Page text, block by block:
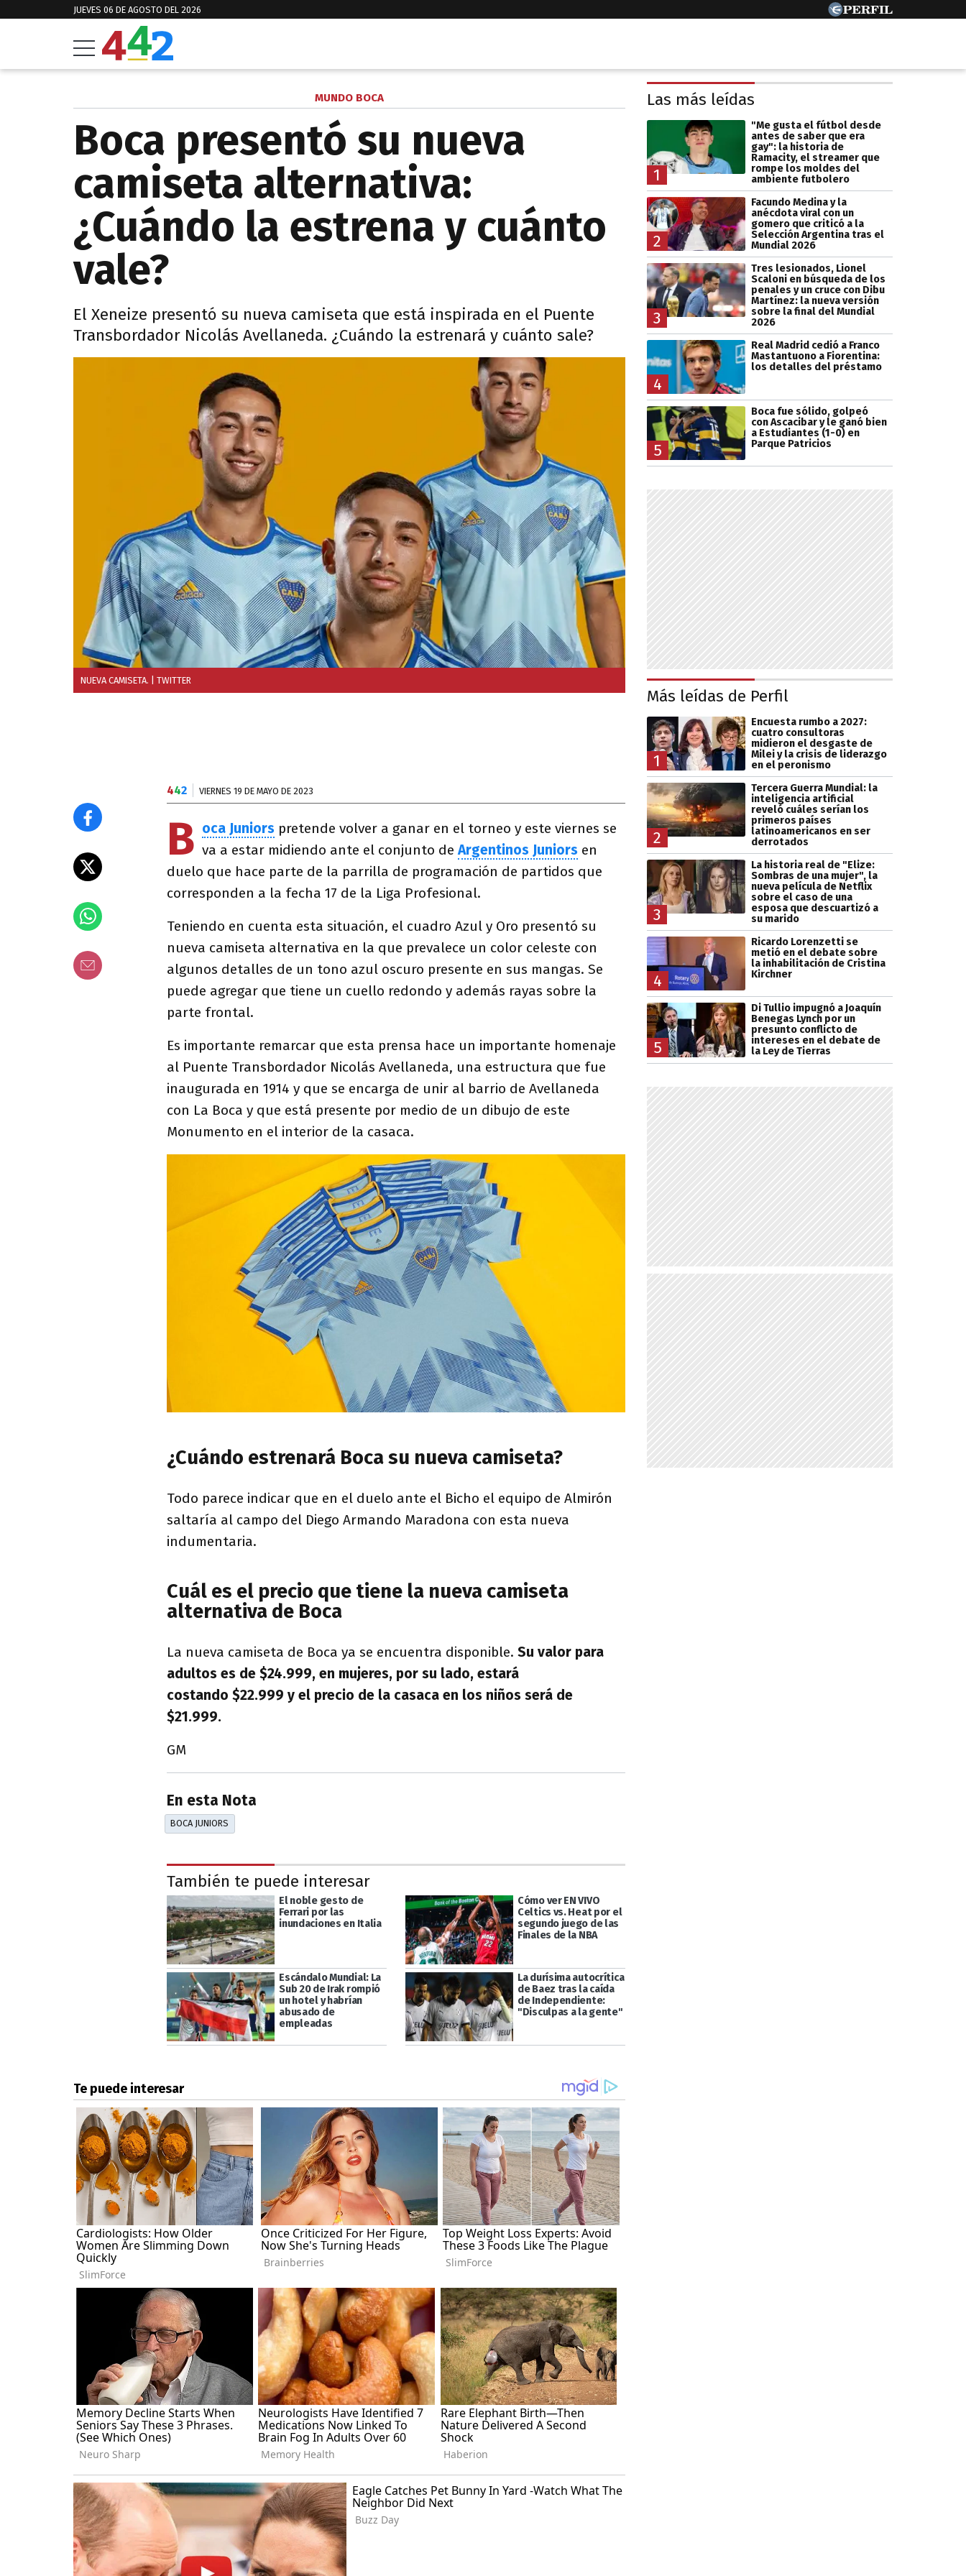
JUEVES 06 DE AGOSTO DEL 2026
MUNDO BOCA
Boca presentó su nueva
camiseta alternativa:
¿Cuándo la estrena y cuánto
vale?
El Xeneize presentó su nueva camiseta que está inspirada en el Puente
Transbordador Nicolás Avellaneda. ¿Cuándo la estrenará y cuánto sale?
NUEVA CAMISETA. | TWITTER
442 VIERNES 19 DE MAYO DE 2023
B oca Juniors pretende volver a ganar en el torneo y este viernes se
va a estar midiendo ante el conjunto de Argentinos Juniors en
duelo que hace parte de la parrilla de programación de partidos que
corresponden a la fecha 17 de la Liga Profesional.
Teniendo en cuenta esta situación, el cuadro Azul y Oro presentó su
nueva camiseta alternativa en la que prevalece un color celeste con
algunos detalles de un tono azul oscuro presente en sus mangas. Se
puede agregar que tiene un cuello redondo y además rayas sobre la
parte frontal.
Es importante remarcar que esta prensa hace un importante homenaje
al Puente Transbordador Nicolás Avellaneda, una estructura que fue
inaugurada en 1914 y que se encarga de unir al barrio de Avellaneda
con La Boca y que está presente por medio de un dibujo de este
Monumento en el interior de la casaca.
¿Cuándo estrenará Boca su nueva camiseta?
Todo parece indicar que en el duelo ante el Bicho el equipo de Almirón
saltaría al campo del Diego Armando Maradona con esta nueva
indumentaria.
Cuál es el precio que tiene la nueva camiseta
alternativa de Boca
La nueva camiseta de Boca ya se encuentra disponible. Su valor para
adultos es de $24.999, en mujeres, por su lado, estará
costando $22.999 y el precio de la casaca en los niños será de
$21.999.
GM
En esta Nota
BOCA JUNIORS
También te puede interesar
El noble gesto de
Ferrari por las
inundaciones en Italia
Cómo ver EN VIVO
Celtics vs. Heat por el
segundo juego de las
Finales de la NBA
Escándalo Mundial: La
Sub 20 de Irak rompió
un hotel y habrían
abusado de
empleadas
La durísima autocrítica
de Baez tras la caída
de Independiente:
"Disculpas a la gente"
Las más leídas
1
"Me gusta el fútbol desde
antes de saber que era
gay": la historia de
Ramacity, el streamer que
rompe los moldes del
ambiente futbolero
2
Facundo Medina y la
anécdota viral con un
gomero que criticó a la
Selección Argentina tras el
Mundial 2026
3
Tres lesionados, Lionel
Scaloni en búsqueda de los
penales y un cruce con Dibu
Martínez: la nueva versión
sobre la final del Mundial
2026
4
Real Madrid cedió a Franco
Mastantuono a Fiorentina:
los detalles del préstamo
5
Boca fue sólido, golpeó
con Ascacibar y le ganó bien
a Estudiantes (1-0) en
Parque Patricios
Más leídas de Perfil
1
Encuesta rumbo a 2027:
cuatro consultoras
midieron el desgaste de
Milei y la crisis de liderazgo
en el peronismo
2
Tercera Guerra Mundial: la
inteligencia artificial
reveló cuáles serían los
primeros países
latinoamericanos en ser
derrotados
3
La historia real de "Elize:
Sombras de una mujer", la
nueva película de Netflix
sobre el caso de una
esposa que descuartizó a
su marido
4
Ricardo Lorenzetti se
metió en el debate sobre
la inhabilitación de Cristina
Kirchner
5
Di Tullio impugnó a Joaquín
Benegas Lynch por un
presunto conflicto de
intereses en el debate de
la Ley de Tierras